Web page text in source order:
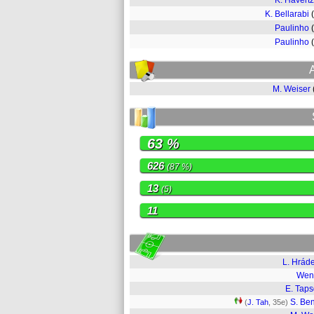
K. Bellarabi
Paulinho
Paulinho
M. Weiser
63 %
626(87 %)
13(5)
11
L.
E.
(J. Tah , 35e) S.